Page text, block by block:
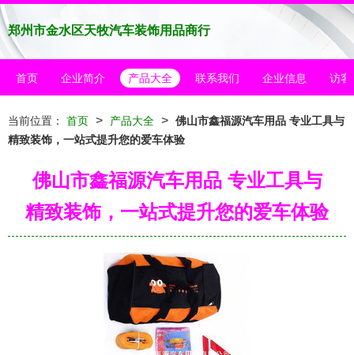
郑州市金水区天牧汽车装饰用品商行
首页 企业简介 产品大全 联系我们 企业信息 访客
当前位置： 首页 > 产品大全 > 佛山市鑫福源汽车用品 专业工具与
精致装饰，一站式提升您的爱车体验
佛山市鑫福源汽车用品 专业工具与
精致装饰，一站式提升您的爱车体验